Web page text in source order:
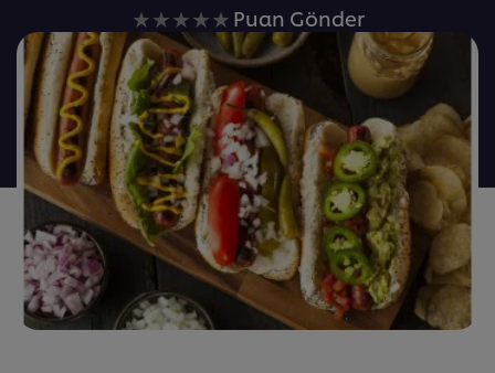
Bu
recipe
için
değerlendirme
gönderilmedi
Puan Gönder